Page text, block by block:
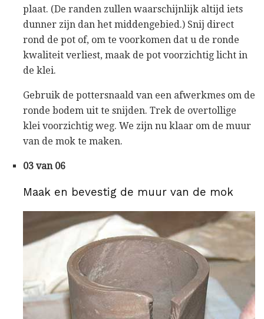
plaat. (De randen zullen waarschijnlijk altijd iets
dunner zijn dan het middengebied.) Snij direct
rond de pot of, om te voorkomen dat u de ronde
kwaliteit verliest, maak de pot voorzichtig licht in
de klei.
Gebruik de pottersnaald van een afwerkmes om de
ronde bodem uit te snijden. Trek de overtollige
klei voorzichtig weg. We zijn nu klaar om de muur
van de mok te maken.
03 van 06
Maak en bevestig de muur van de mok